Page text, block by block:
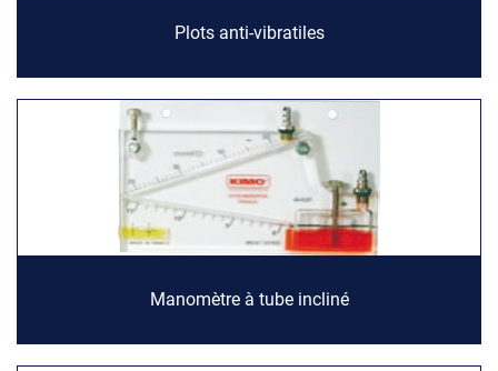
Plots anti-vibratiles
Manomètre à tube incliné